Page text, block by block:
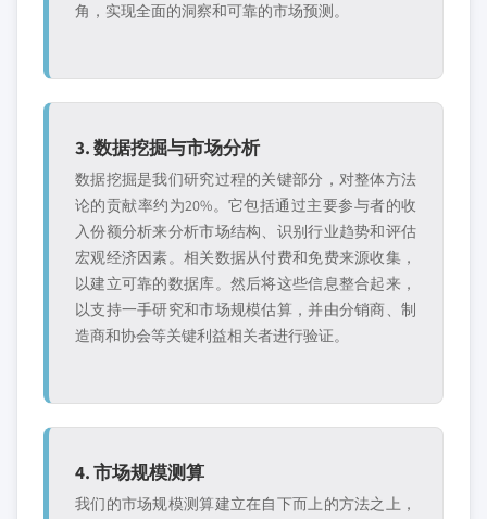
角，实现全面的洞察和可靠的市场预测。
3. 数据挖掘与市场分析
数据挖掘是我们研究过程的关键部分，对整体方法
论的贡献率约为20%。它包括通过主要参与者的收
入份额分析来分析市场结构、识别行业趋势和评估
宏观经济因素。相关数据从付费和免费来源收集，
以建立可靠的数据库。然后将这些信息整合起来，
以支持一手研究和市场规模估算，并由分销商、制
造商和协会等关键利益相关者进行验证。
4. 市场规模测算
我们的市场规模测算建立在自下而上的方法之上，